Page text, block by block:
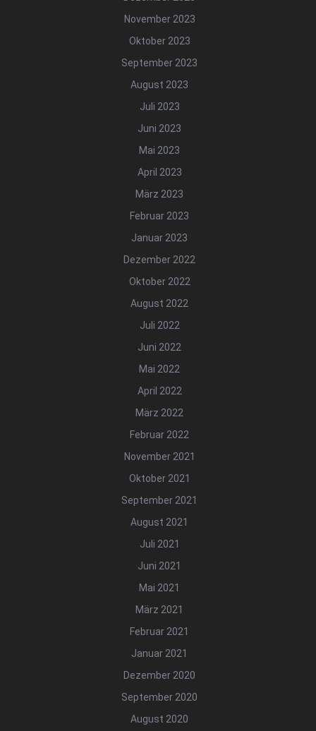
November 2023
Oktober 2023
September 2023
August 2023
Juli 2023
Juni 2023
Mai 2023
April 2023
März 2023
Februar 2023
Januar 2023
Dezember 2022
Oktober 2022
August 2022
Juli 2022
Juni 2022
Mai 2022
April 2022
März 2022
Februar 2022
November 2021
Oktober 2021
September 2021
August 2021
Juli 2021
Juni 2021
Mai 2021
März 2021
Februar 2021
Januar 2021
Dezember 2020
September 2020
August 2020